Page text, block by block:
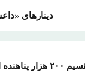
دینارهای
اروپا برای تقسیم